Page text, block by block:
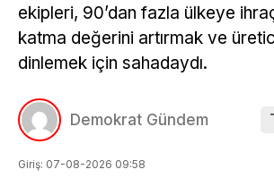
ekipleri, 90’dan fazla ülkeye
katma değerini artırmak ve
dinlemek için sahadaydı.
Demokrat Gündem
Giriş: 07-08-2026 09:58